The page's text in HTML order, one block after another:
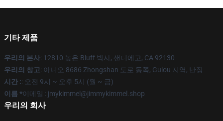
기타 제품
우리의 본사: 12810 높은 Bluff 박사, 샌디에고, CA 92130
우리의 창고: 아니오 8686 Zhongshan 도로 동쪽, Gulou 지역, 난징
시간 :: 오전 9시 ~ 오후 5시 (월 ~ 금)
이름 *이메일 : jmykimmel@jimmykimmel.shop
우리의 회사